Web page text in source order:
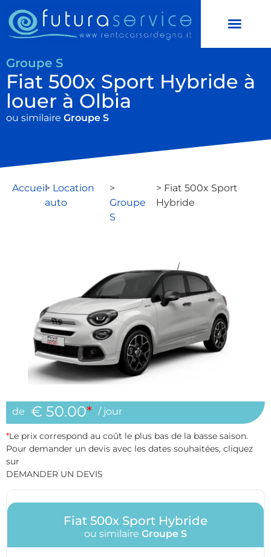
Groupe S
Fiat 500x Sport Hybride à
louer à Olbia
ou similaire Groupe S
Accueil> Location
auto
>
Groupe
S
> Fiat 500x Sport
Hybride
de € 50.00* / jour
*Le prix correspond au coût le plus bas de la basse saison.
Pour demander un devis avec les dates souhaitées, cliquez
sur
DEMANDER UN DEVIS
Fiat 500x Sport Hybride
ou similaire Groupe S